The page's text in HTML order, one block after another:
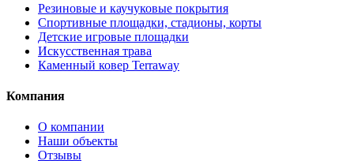
Резиновые и каучуковые покрытия
Спортивные площадки, стадионы, корты
Детские игровые площадки
Искусственная трава
Каменный ковер Terraway
Компания
О компании
Наши объекты
Отзывы